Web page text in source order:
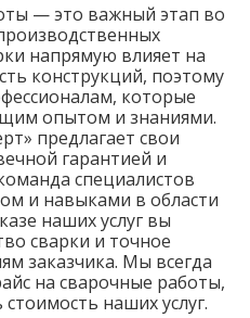
— это важный этап во
напрямую влияет на
конструкций, поэтому
которые
опытом и знаниями.
предлагает свои
гарантией и
специалистов
и навыками в области
наших услуг вы
сварки и точное
заказчика. Мы всегда
на сварочные работы,
наших услуг.